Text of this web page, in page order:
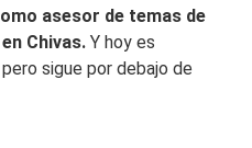
asesor de temas de
Chivas. Y hoy es
sigue por debajo de